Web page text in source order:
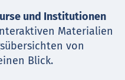
und Institutionen
Materialien
von
Blick.